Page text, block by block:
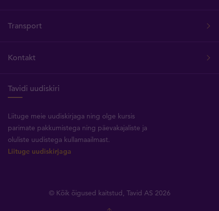
Transport
Kontakt
Tavidi uudiskiri
Liituge meie uudiskirjaga ning olge kursis
parimate pakkumistega ning päevakajaliste ja
oluliste uudistega kullamaailmast.
Liituge uudiskirjaga
© Kõik õigused kaitstud, Tavid AS 2026